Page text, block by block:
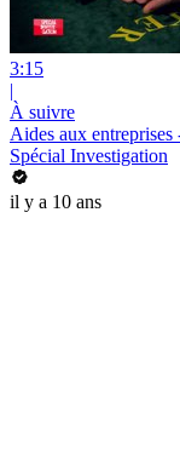
3:15
|
À suivre
Aides aux
Spécial Investigation
il y a 10 ans